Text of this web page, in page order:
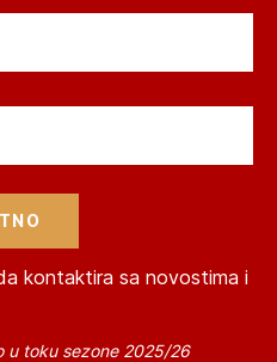
kontaktira sa novostima i
u toku sezone 2025/26